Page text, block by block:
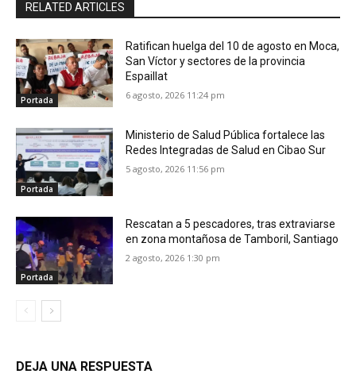
RELATED ARTICLES
Portada
Ratifican huelga del 10 de agosto en Moca,
San Víctor y sectores de la provincia
Espaillat
6 agosto, 2026 11:24 pm
Portada
Ministerio de Salud Pública fortalece las
Redes Integradas de Salud en Cibao Sur
5 agosto, 2026 11:56 pm
Portada
Rescatan a 5 pescadores, tras extraviarse
en zona montañosa de Tamboril, Santiago
2 agosto, 2026 1:30 pm
DEJA UNA RESPUESTA